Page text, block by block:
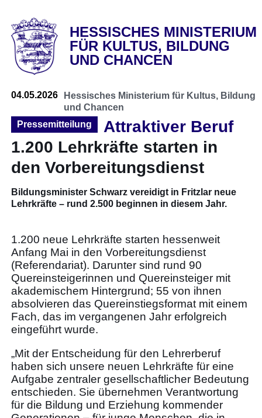
HESSISCHES MINISTERIUM
FÜR KULTUS, BILDUNG
UND CHANCEN
04.05.2026
Hessisches Ministerium für Kultus, Bildung
und Chancen
Pressemitteilung
Attraktiver Beruf
1.200 Lehrkräfte starten in
den Vorbereitungsdienst
Bildungsminister Schwarz vereidigt in Fritzlar neue
Lehrkräfte – rund 2.500 beginnen in diesem Jahr.
1.200 neue Lehrkräfte starten hessenweit
Anfang Mai in den Vorbereitungsdienst
(Referendariat). Darunter sind rund 90
Quereinsteigerinnen und Quereinsteiger mit
akademischem Hintergrund; 55 von ihnen
absolvieren das Quereinstiegsformat mit einem
Fach, das im vergangenen Jahr erfolgreich
eingeführt wurde.
„Mit der Entscheidung für den Lehrerberuf
haben sich unsere neuen Lehrkräfte für eine
Aufgabe zentraler gesellschaftlicher Bedeutung
entschieden. Sie übernehmen Verantwortung
für die Bildung und Erziehung kommender